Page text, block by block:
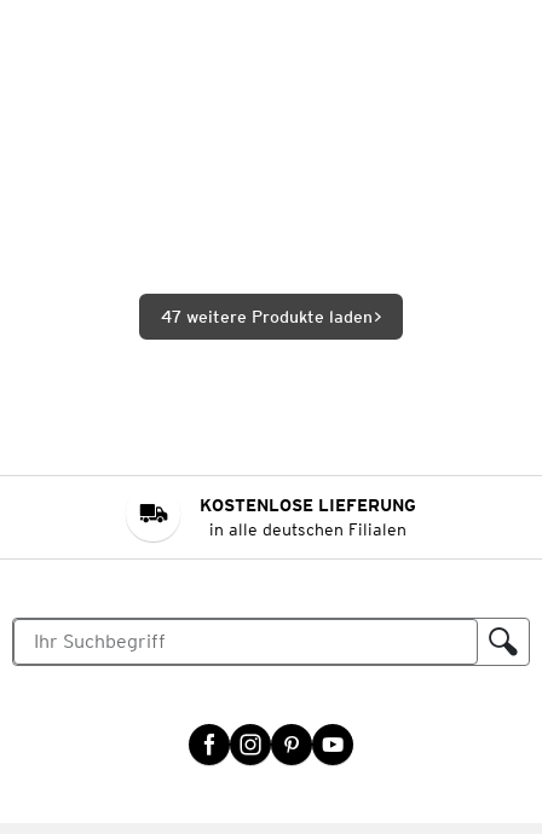
47 weitere Produkte laden
KOSTENLOSE LIEFERUNG
in alle deutschen Filialen